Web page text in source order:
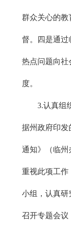
群众关心的教
督。四是通过
热点问题向社
度。
3.认真组织
据州政府印发
通知》（临州
重视此项工作
小组，认真研
召开专题会议